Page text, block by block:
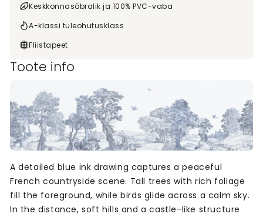
Keskkonnasõbralik ja 100% PVC-vaba
A-klassi tuleohutusklass
Fliistapeet
Toote info
A detailed blue ink drawing captures a peaceful
French countryside scene. Tall trees with rich foliage
fill the foreground, while birds glide across a calm sky.
In the distance, soft hills and a castle-like structure